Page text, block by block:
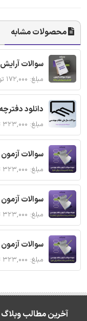
محصولات مشابه
سوالات
مبلغ: ۱۷۲,۰۰۰ تومان
دانلود
مبلغ: ۳۲۳,۰۰۰ تومان
سوالات
مبلغ: ۳۲۳,۰۰۰ تومان
سوالات
مبلغ: ۳۲۳,۰۰۰ تومان
سوالات
مبلغ: ۳۲۳,۰۰۰ تومان
آخرین مطالب وبلاگ